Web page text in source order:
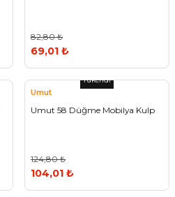
82,80 ₺
69,01 ₺
Tükendi
Umut
Umut 58 Düğme Mobilya Kulp
124,80 ₺
104,01 ₺